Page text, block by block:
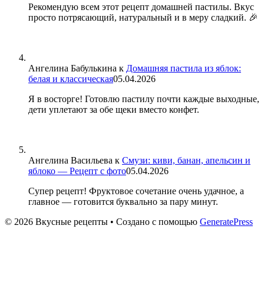
Рекомендую всем этот рецепт домашней пастилы. Вкус
просто потрясающий, натуральный и в меру сладкий. 🎉
Ангелина Бабулькина к Домашняя пастила из яблок:
белая и классическая05.04.2026
Я в восторге! Готовлю пастилу почти каждые выходные,
дети уплетают за обе щеки вместо конфет.
Ангелина Васильева к Смузи: киви, банан, апельсин и
яблоко — Рецепт с фото05.04.2026
Супер рецепт! Фруктовое сочетание очень удачное, а
главное — готовится буквально за пару минут.
© 2026 Вкусные рецепты • Создано с помощью GeneratePress